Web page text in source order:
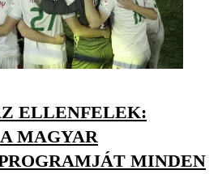
ELLENFELEK:
MAGYAR
MINDEN